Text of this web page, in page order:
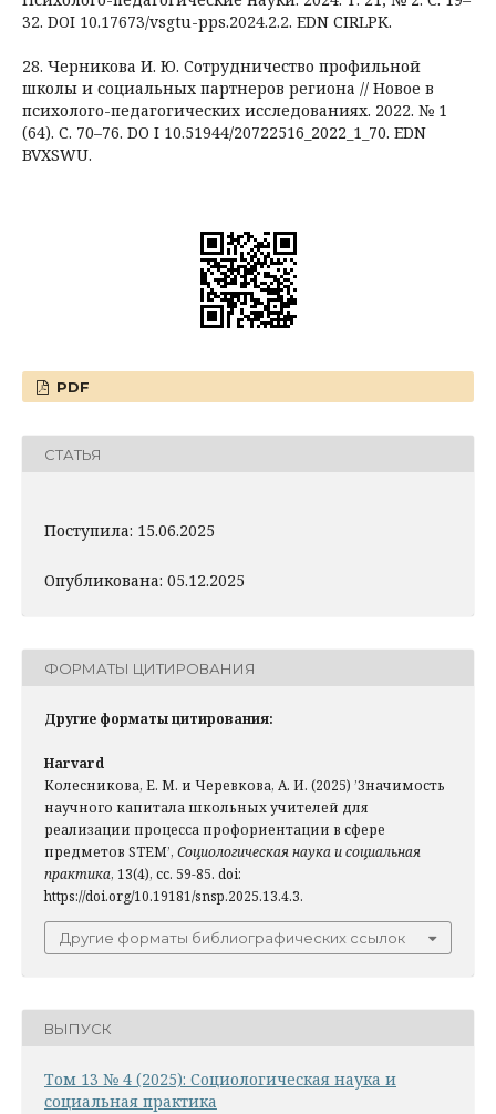
32. DOI 10.17673/vsgtu-pps.2024.2.2. EDN CIRLPK.
28. Черникова И. Ю. Сотрудничество профильной
школы и социальных партнеров региона // Новое в
психолого-педагогических исследованиях. 2022. № 1
(64). С. 70–76. DO I 10.51944/20722516_2022_1_70. EDN
BVXSWU.
PDF
СТАТЬЯ
Поступила: 15.06.2025
Опубликована: 05.12.2025
ФОРМАТЫ ЦИТИРОВАНИЯ
Другие форматы цитирования:
Harvard
Колесникова, Е. М. и Черевкова, А. И. (2025) ’Значимость
научного капитала школьных учителей для
реализации процесса профориентации в сфере
предметов STEM’, Социологическая наука и социальная
практика, 13(4), сс. 59-85. doi:
https://doi.org/10.19181/snsp.2025.13.4.3.
Другие форматы библиографических ссылок
ВЫПУСК
Том 13 № 4 (2025): Социологическая наука и
социальная практика